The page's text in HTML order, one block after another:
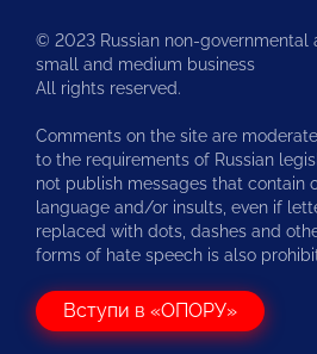
© 2023 Russian non-governmental
small and medium business
All rights reserved.
Comments on the site are
to the requirements of Russian
not publish messages that contain
language and/or insults, even if
replaced with dots, dashes and
forms of hate speech is also
Вступи в «ОПОРУ»